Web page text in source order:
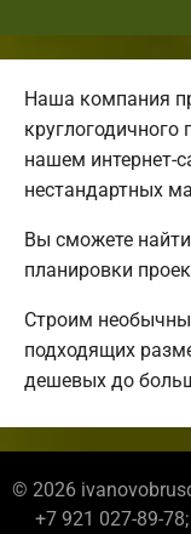
Наша компания
нашем интернет-
нестандартных
Вы сможете
планировки
Строим
подходящих
дешевых до
© 2026
+7 921 027-89-